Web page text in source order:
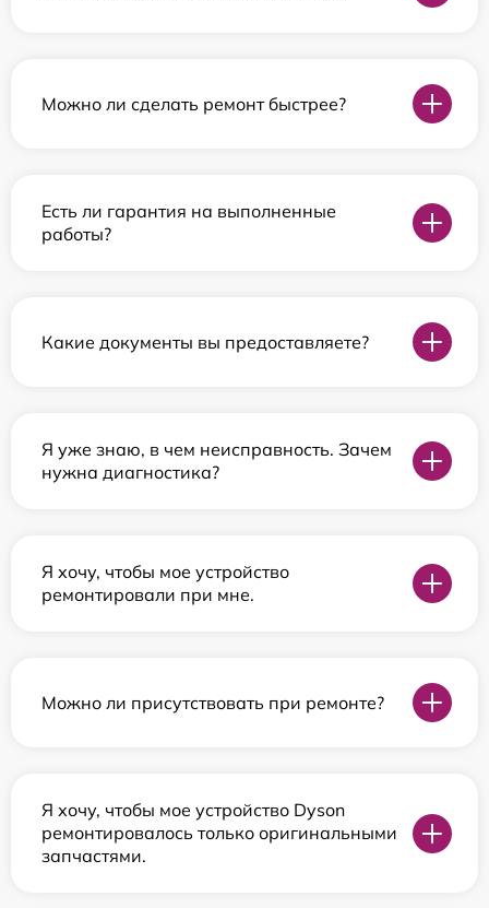
Можно ли сделать ремонт быстрее?
Есть ли гарантия на выполненные
работы?
Какие документы вы предоставляете?
Я уже знаю, в чем неисправность. Зачем
нужна диагностика?
Я хочу, чтобы мое устройство
ремонтировали при мне.
Можно ли присутствовать при ремонте?
Я хочу, чтобы мое устройство Dyson
ремонтировалось только оригинальными
запчастями.